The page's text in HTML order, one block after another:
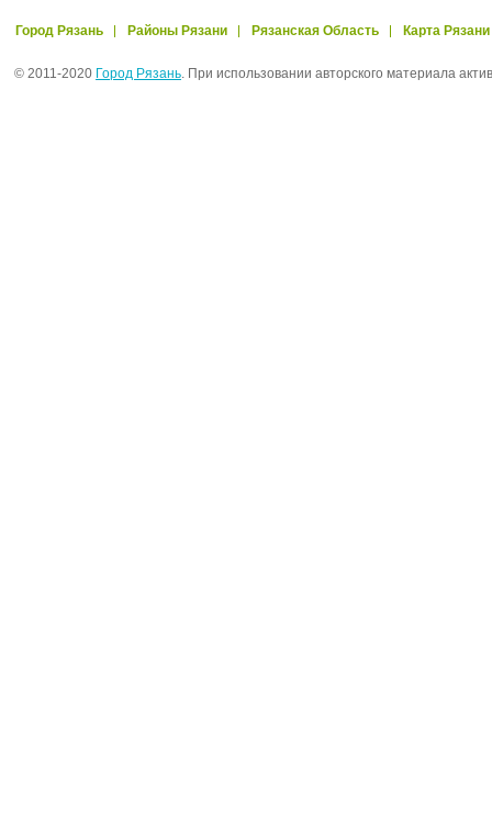
Город Рязань Районы Рязани Рязанская Область Карта Рязани
© 2011-2020 Город Рязань. При использовании авторского материала